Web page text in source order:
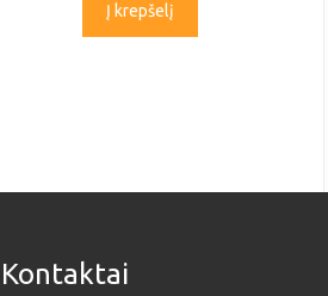
Į krepšelį
Kontaktai